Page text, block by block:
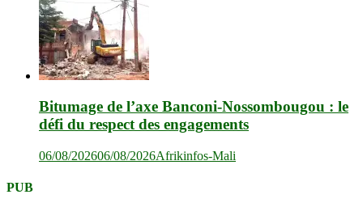
Bitumage de l’axe Banconi-Nossombougou : le
défi du respect des engagements
06/08/202606/08/2026Afrikinfos-Mali
PUB